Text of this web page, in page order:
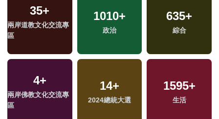
35+
兩岸道教文化交流專
區
1010+
政治
635+
綜合
4+
兩岸佛教文化交流專
區
14+
2024總統大選
1595+
生活